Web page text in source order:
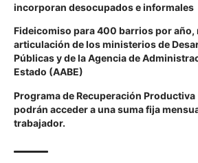
incorporan desocupados e informales
Fideicomiso para 400 barriospor año,
articulación de los ministerios de
Públicas y de la Agencia de
Estado (AABE)
Programa de Recuperación Productiva
podrán acceder a una suma fija
trabajador.